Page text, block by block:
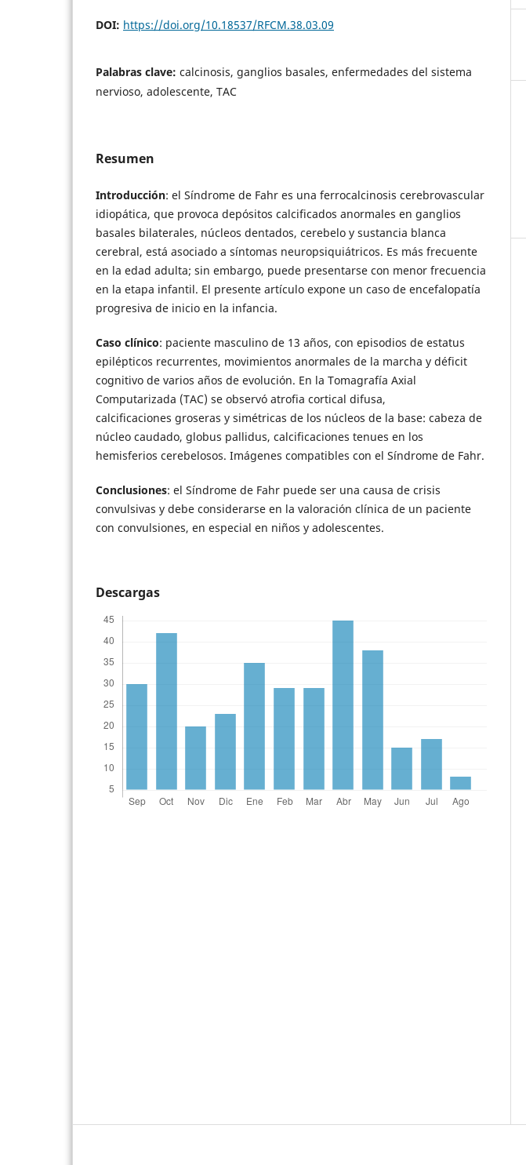
DOI: https://doi.org/10.18537/RFCM.38.03.09
Palabras clave: calcinosis, ganglios basales, enfermedades del sistema
nervioso, adolescente, TAC
Resumen
Introducción: el Síndrome de Fahr es una ferrocalcinosis cerebrovascular
idiopática, que provoca depósitos calcificados anormales en ganglios
basales bilaterales, núcleos dentados, cerebelo y sustancia blanca
cerebral, está asociado a síntomas neuropsiquiátricos. Es más frecuente
en la edad adulta; sin embargo, puede presentarse con menor frecuencia
en la etapa infantil. El presente artículo expone un caso de encefalopatía
progresiva de inicio en la infancia.
Caso clínico: paciente masculino de 13 años, con episodios de estatus
epilépticos recurrentes, movimientos anormales de la marcha y déficit
cognitivo de varios años de evolución. En la Tomagrafía Axial
Computarizada (TAC) se observó atrofia cortical difusa,
calcificaciones groseras y simétricas de los núcleos de la base: cabeza de
núcleo caudado, globus pallidus, calcificaciones tenues en los
hemisferios cerebelosos. Imágenes compatibles con el Síndrome de Fahr.
Conclusiones: el Síndrome de Fahr puede ser una causa de crisis
convulsivas y debe considerarse en la valoración clínica de un paciente
con convulsiones, en especial en niños y adolescentes.
Descargas